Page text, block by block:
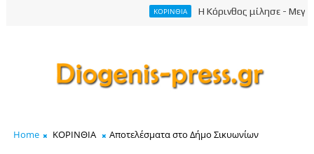
ΚΟΡΙΝΘΙΑ Η Κόρινθος μίλησε -
Home ΚΟΡΙΝΘΙΑ Αποτελέσματα στο Δήμο Σικυωνίων